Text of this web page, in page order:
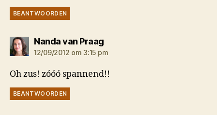
BEANTWOORDEN
Nanda van Praagzegt:
12/09/2012 om 3:15 pm
Oh zus! zóóó spannend!!
BEANTWOORDEN